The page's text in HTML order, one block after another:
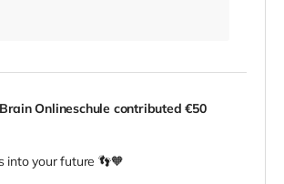
Onlineschule contributed€50
into your future 👣🧡